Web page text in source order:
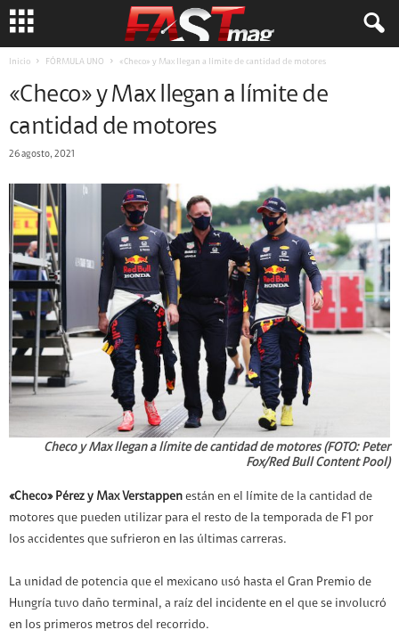
Inicio FÓRMULA UNO «Checo» y Max llegan a límite de cantidad de motores
«Checo» y Max llegan a límite de
cantidad de motores
26 agosto, 2021
Checo y Max llegan a límite de cantidad de motores (FOTO: Peter
Fox/Red Bull Content Pool)
«Checo» Pérez y Max Verstappen están en el límite de la cantidad de
motores que pueden utilizar para el resto de la temporada de F1 por
los accidentes que sufrieron en las últimas carreras.
La unidad de potencia que el mexicano usó hasta el Gran Premio de
Hungría tuvo daño terminal, a raíz del incidente en el que se involucró
en los primeros metros del recorrido.